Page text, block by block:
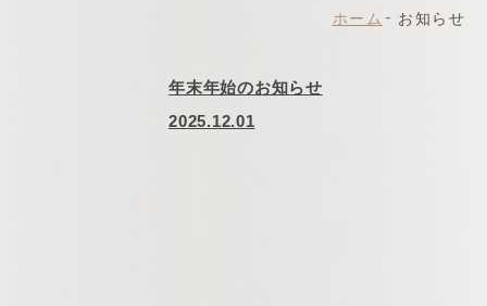
ホーム お知らせ
年末年始のお知らせ
2025.12.01